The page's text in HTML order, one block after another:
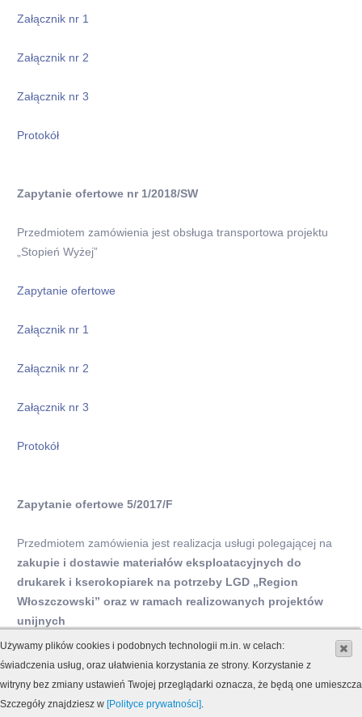
Załącznik nr 1
Załącznik nr 2
Załącznik nr 3
Protokół
Zapytanie ofertowe nr 1/2018/SW
Przedmiotem zamówienia jest obsługa transportowa projektu
„Stopień Wyżej”
Zapytanie ofertowe
Załącznik nr 1
Załącznik nr 2
Załącznik nr 3
Protokół
Zapytanie ofertowe 5/2017/F
Przedmiotem zamówienia jest realizacja usługi polegającej na
zakupie i dostawie materiałów eksploatacyjnych do
drukarek i kserokopiarek na potrzeby LGD „Region
Włoszczowski” oraz w ramach realizowanych projektów
unijnych
Zapytanie ofertowe
Załącznik nr 1
Używamy plików cookies i podobnych technologii m.in. w celach:
świadczenia usług, oraz ułatwienia korzystania ze strony. Korzystanie z
witryny bez zmiany ustawień Twojej przeglądarki oznacza, że będą one
Szczegóły znajdziesz w [Polityce prywatności].